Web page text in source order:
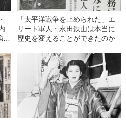
「太平洋戦争を止められた」エ
リート軍人・永田鉄山は本当に
歴史を変えることができたのか